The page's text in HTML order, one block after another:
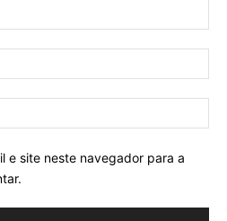
e site neste navegador para a